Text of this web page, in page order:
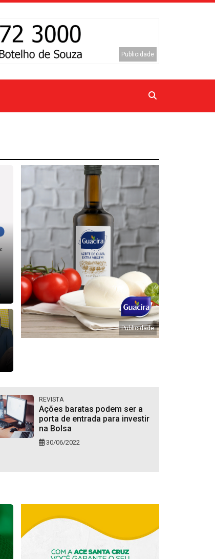
REVISTA
Ações baratas podem ser a
porta de entrada para investir
na Bolsa
30/06/2022